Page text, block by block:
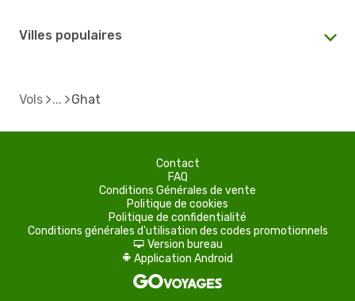
Villes populaires
Vols Ghat
Contact
FAQ
Conditions Générales de vente
Politique de cookies
Politique de confidentialité
Conditions générales d'utilisation des codes promotionnels
d Version bureau
A Application Android